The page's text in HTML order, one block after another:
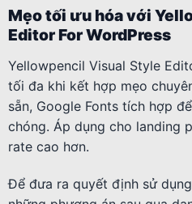
Mẹo tối ưu hóa với
Editor For WordPress
Yellowpencil Visual Style
tối đa khi kết hợp mẹo
sẵn, Google Fonts tích hợp
chóng. Áp dụng cho landing
rate cao hơn.
Để đưa ra quyết định sử